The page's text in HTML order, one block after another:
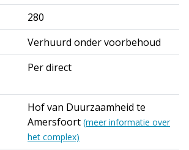
280
Verhuurd onder voorbehoud
Per direct
Hof van Duurzaamheid te
Amersfoort (meer informatie over
het complex)